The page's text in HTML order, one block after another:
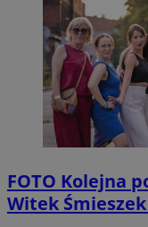
FOTO Kolejna
Witek